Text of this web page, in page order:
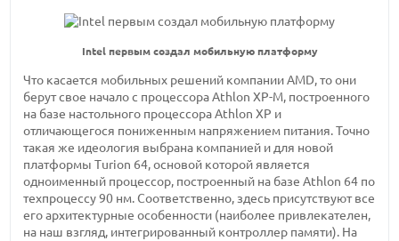
Intel первым создал мобильную платформу
Что касается мобильных решений компании AMD, то они
берут свое начало с процессора Athlon XP-M, построенного
на базе настольного процессора Athlon XP и
отличающегося пониженным напряжением питания. Точно
такая же идеология выбрана компанией и для новой
платформы Turion 64, основой которой является
одноименный процессор, построенный на базе Athlon 64 по
техпроцессу 90 нм. Соответственно, здесь присутствуют все
его архитектурные особенности (наиболее привлекателен,
на наш взгляд, интегрированный контроллер памяти). На